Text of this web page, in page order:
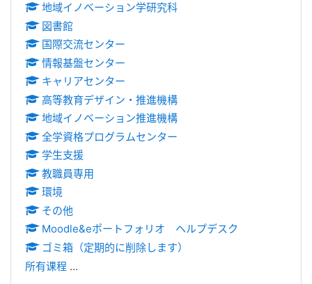
地域イノベーション学研究科
図書館
国際交流センター
情報基盤センター
キャリアセンター
高等教育デザイン・推進機構
地域イノベーション推進機構
全学資格プログラムセンター
学生支援
教職員専用
環境
その他
Moodle&eポートフォリオ ヘルプデスク
ゴミ箱（定期的に削除します）
所有课程 ...